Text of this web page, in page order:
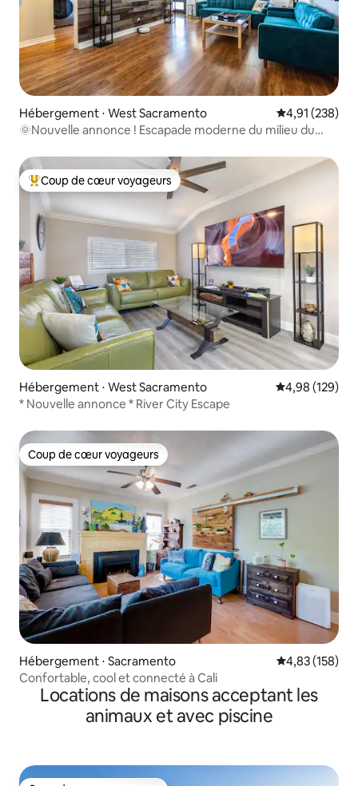
Hébergement ⋅ West Sacramento Évaluation
4,91 (238)
🌞Nouvelle annonce ! Escapade moderne du milieu du
Coups de cœur voyageurs les plus appréciés
Coup de cœur voyageurs
Hébergement ⋅ West Sacramento Évaluation
4,98 (129)
* Nouvelle annonce * River City Escape
Coup de cœur voyageurs
Coup de cœur voyageurs
Hébergement ⋅ Sacramento Évaluation
4,83 (158)
Confortable, cool et connecté à Cali
Locations de maisons acceptant les
animaux et avec piscine